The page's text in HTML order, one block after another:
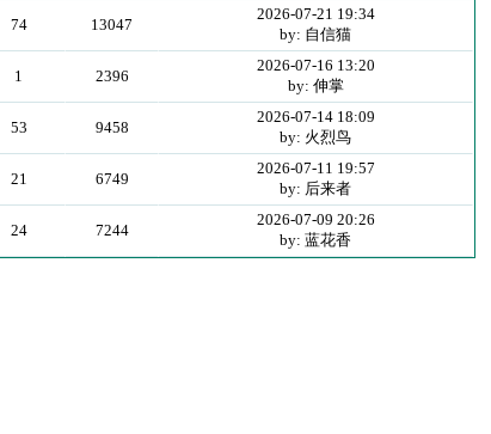
74 13047
2026-07-21 19:34
by: 自信猫
1 2396
2026-07-16 13:20
by: 伸掌
53 9458
2026-07-14 18:09
by: 火烈鸟
21 6749
2026-07-11 19:57
by: 后来者
24 7244
2026-07-09 20:26
by: 蓝花香